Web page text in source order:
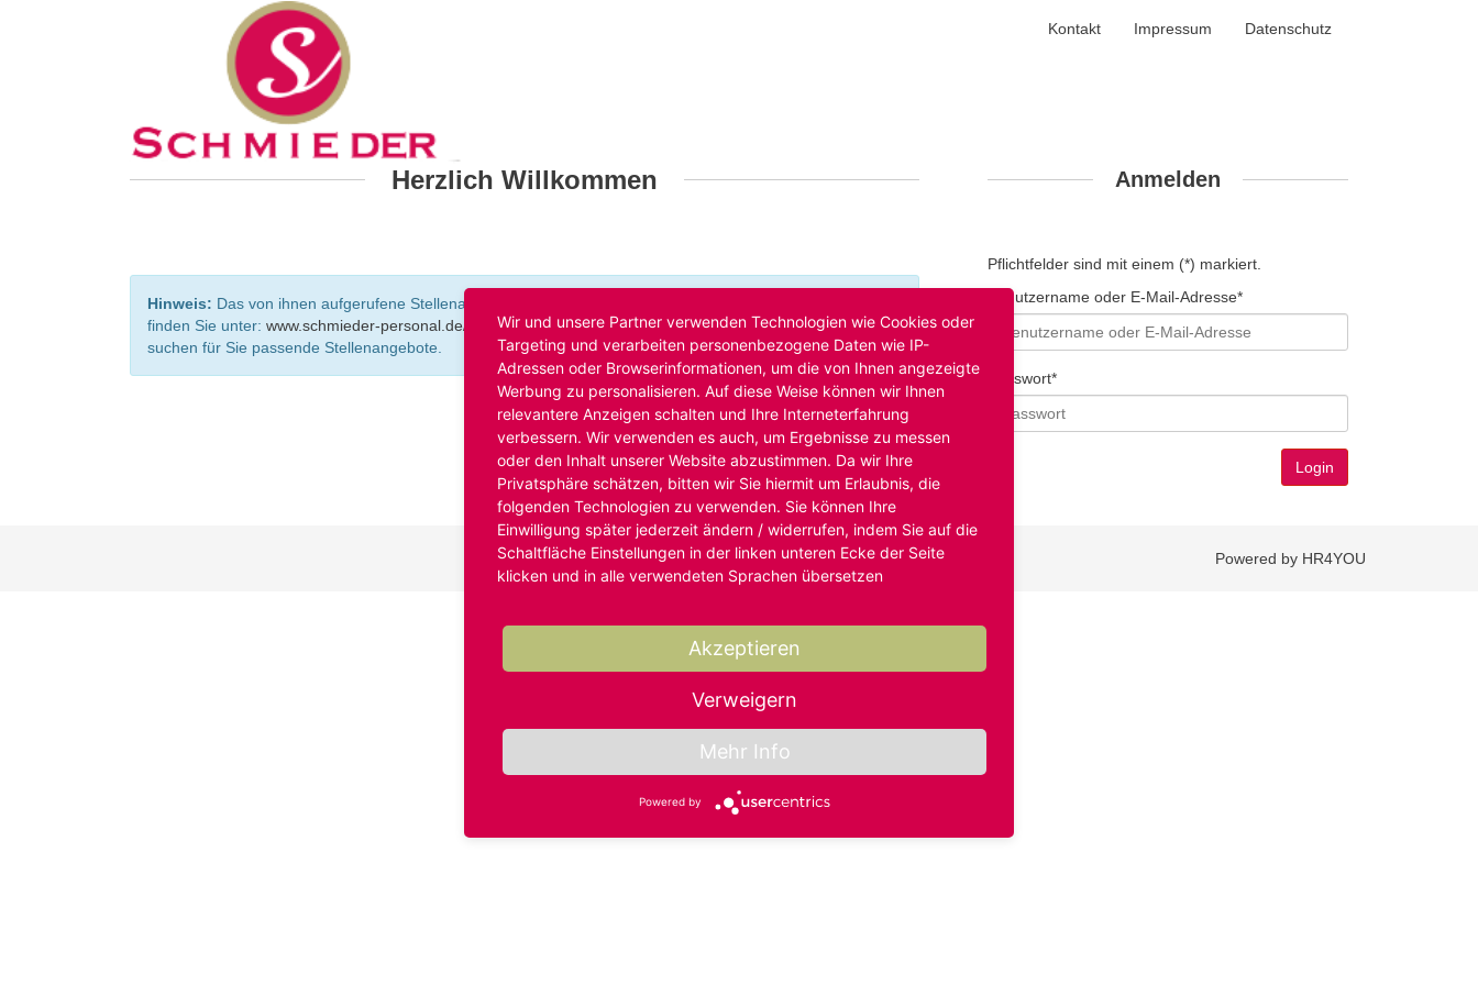
Kontakt Impressum Datenschutz
Herzlich Willkommen
Hinweis: Das von ihnen aufgerufene Stellenangebot ist bereits ausgelaufen. Alternative Stellenanzeigen
finden Sie unter: www.schmieder-personal.de/stellenangebote. Oder Sie bewerben sichinitiativund wir
suchen für Sie passende Stellenangebote.
Anmelden
Pflichtfelder sind mit einem (*) markiert.
Benutzername oder E-Mail-Adresse*
Passwort*
Powered by HR4YOU
Wir und unsere Partner verwenden Technologien wie Cookies oder
Targeting und verarbeiten personenbezogene Daten wie IP-
Adressen oder Browserinformationen, um die von Ihnen angezeigte
Werbung zu personalisieren. Auf diese Weise können wir Ihnen
relevantere Anzeigen schalten und Ihre Interneterfahrung
verbessern. Wir verwenden es auch, um Ergebnisse zu messen
oder den Inhalt unserer Website abzustimmen. Da wir Ihre
Privatsphäre schätzen, bitten wir Sie hiermit um Erlaubnis, die
folgenden Technologien zu verwenden. Sie können Ihre
Einwilligung später jederzeit ändern / widerrufen, indem Sie auf die
Schaltfläche Einstellungen in der linken unteren Ecke der Seite
klicken und in alle verwendeten Sprachen übersetzen
Akzeptieren
Verweigern
Mehr Info
Powered by